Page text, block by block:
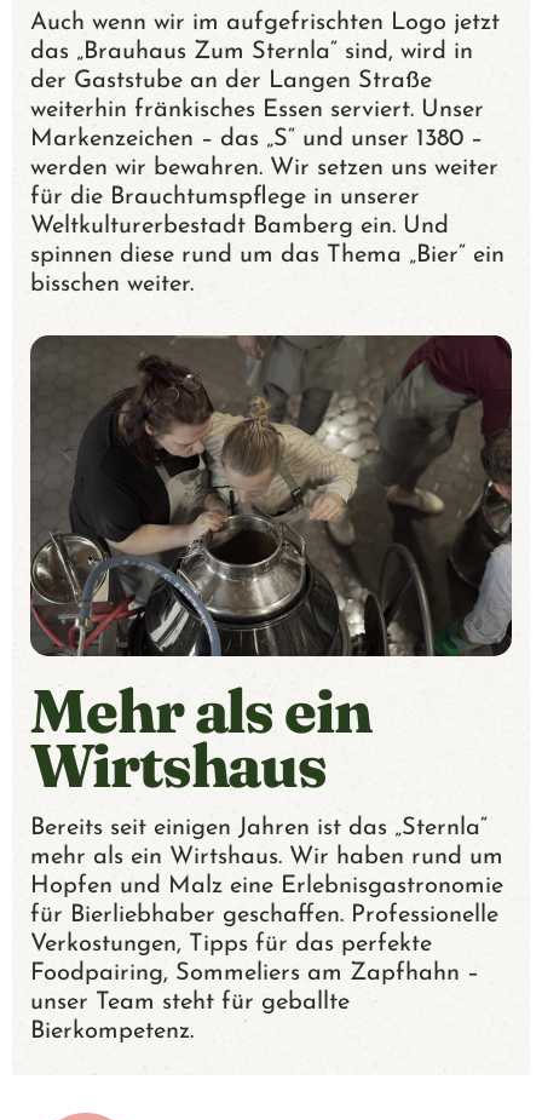
Ü
B
E
R
U
N
M
E
R
C
H
Auch wenn wir im aufgefrischten Logo jetzt
das „Brauhaus Zum Sternla“ sind, wird in
der Gaststube an der Langen Straße
weiterhin fränkisches Essen serviert. Unser
Markenzeichen – das „S“ und unser 1380 –
werden wir bewahren. Wir setzen uns weiter
für die Brauchtumspflege in unserer
Weltkulturerbestadt Bamberg ein. Und
spinnen diese rund um das Thema „Bier“ ein
bisschen weiter.
Mehr als ein
Wirtshaus
Bereits seit einigen Jahren ist das „Sternla“
mehr als ein Wirtshaus. Wir haben rund um
Hopfen und Malz eine Erlebnisgastronomie
für Bierliebhaber geschaffen. Professionelle
Verkostungen, Tipps für das perfekte
Foodpairing, Sommeliers am Zapfhahn –
unser Team steht für geballte
Bierkompetenz.